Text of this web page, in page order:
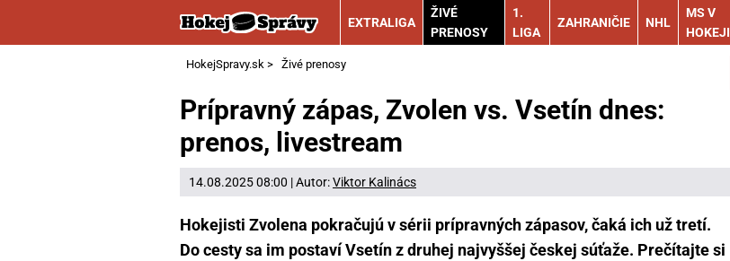
EXTRALIGA
ŽIVÉ
PRENOSY
1.
LIGA
ZAHRANIČIE NHL
MS V
HOKEJI
HokejSpravy.sk > Živé prenosy
Prípravný zápas, Zvolen vs. Vsetín dnes:
prenos, livestream
14.08.2025 08:00 | Autor:Viktor Kalinács
Hokejisti Zvolena pokračujú v sérii prípravných zápasov, čaká ich už tretí.
Do cesty sa im postaví Vsetín z druhej najvyššej českej súťaže. Prečítajte si